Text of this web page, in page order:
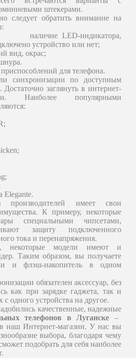
штекерами.
следует обратить внимание на
наличие LED-индикатора,
устройство или нет;
вид, окрас;
для телефона.
синхронизации по доступным
заглянуть в интернет-
Наиболее популярными
Elegante.
имеет свои
К примеру, некоторые
специальными чипсетами,
защиту подключенного
тока и перенапряжения.
некоторые модели имеют и
Таким образом, вы получаете
и флэш-накопитель в одном
обязателен аксессуар, без
как при зарядке гаджета, так и
одного устройства на другое.
качественные, надежные
телефонов в Луганске –
наш Интернет-магазин. У нас вы
выбора, благодаря чему
подобрать для себя наиболее